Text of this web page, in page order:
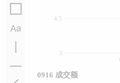
3
4.5
0916 成交额